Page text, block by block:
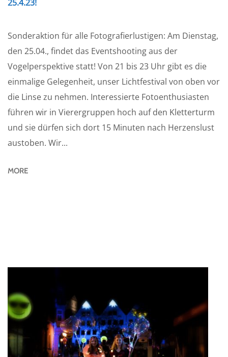
25.4.23!
Sonderaktion für alle Fotografierlustigen: Am Dienstag,
den 25.04., findet das Eventshooting aus der
Vogelperspektive statt! Von 21 bis 23 Uhr gibt es die
einmalige Gelegenheit, unser Lichtfestival von oben vor
die Linse zu nehmen. Interessierte Fotoenthusiasten
führen wir in Vierergruppen hoch auf den Kletterturm
und sie dürfen sich dort 15 Minuten nach Herzenslust
austoben. Wir...
MORE